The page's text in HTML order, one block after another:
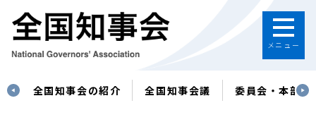
メニュー
全国知事会の紹介 全国知事会議 委員会・本部